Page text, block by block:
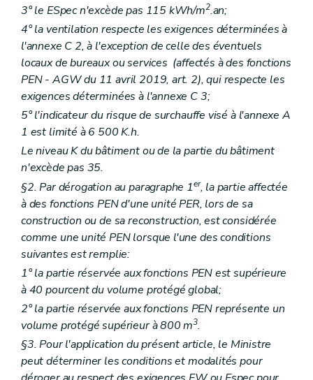
3° le ESpec n'excède pas 115 kWh/m2.an;
4° la ventilation respecte les exigences déterminées à
l'annexe C 2, à l'exception de celle des éventuels
locaux de bureaux ou services (affectés à des fonctions
PEN - AGW du 11 avril 2019, art. 2), qui respecte les
exigences déterminées à l'annexe C 3;
5° l'indicateur du risque de surchauffe visé à l'annexe A
1 est limité à 6 500 K.h.
Le niveau K du bâtiment ou de la partie du bâtiment
n'excède pas 35.
§2. Par dérogation au paragraphe 1er, la partie affectée
à des fonctions PEN d'une unité PER, lors de sa
construction ou de sa reconstruction, est considérée
comme une unité PEN lorsque l'une des conditions
suivantes est remplie:
1° la partie réservée aux fonctions PEN est supérieure
à 40 pourcent du volume protégé global;
2° la partie réservée aux fonctions PEN représente un
volume protégé supérieur à 800 m3.
§3. Pour l'application du présent article, le Ministre
peut déterminer les conditions et modalités pour